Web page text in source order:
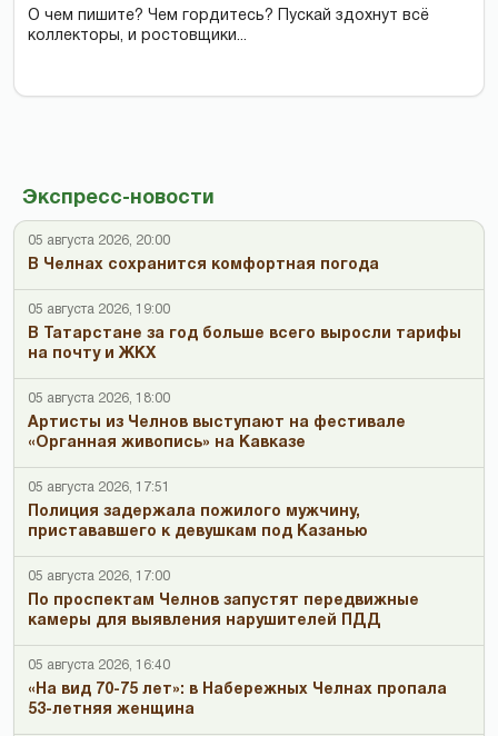
Экспресс-новости
05 августа 2026, 20:00
В Челнах сохранится комфортная погода
05 августа 2026, 19:00
В Татарстане за год больше всего выросли тарифы
на почту и ЖКХ
05 августа 2026, 18:00
Артисты из Челнов выступают на фестивале
«Органная живопись» на Кавказе
05 августа 2026, 17:51
Полиция задержала пожилого мужчину,
пристававшего к девушкам под Казанью
05 августа 2026, 17:00
По проспектам Челнов запустят передвижные
камеры для выявления нарушителей ПДД
05 августа 2026, 16:40
«На вид 70-75 лет»: в Набережных Челнах пропала
53-летняя женщина
О чем пишите? Чем гордитесь? Пускай здохнут всё
коллекторы, и ростовщики...